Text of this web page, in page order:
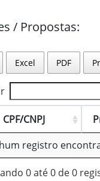
/ Propostas:
Excel PDF
CPF/CNPJ
registro
0 até 0 de 0